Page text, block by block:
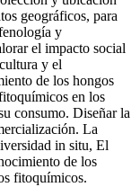
geográficos, para
y
el impacto social
y el
de los hongos
en los
consumo. Diseñar la
La
in situ, El
de los
fitoquímicos.